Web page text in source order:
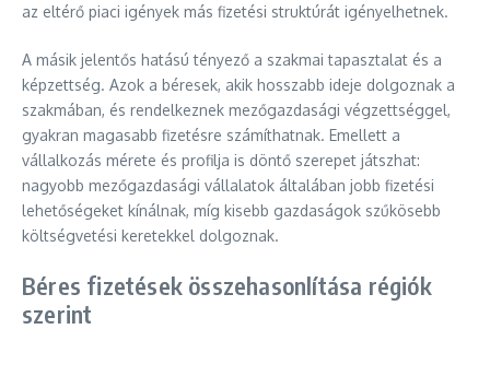
az eltérő piaci igények más fizetési struktúrát igényelhetnek.
A másik jelentős hatású tényező a szakmai tapasztalat és a
képzettség. Azok a béresek, akik hosszabb ideje dolgoznak a
szakmában, és rendelkeznek mezőgazdasági végzettséggel,
gyakran magasabb fizetésre számíthatnak. Emellett a
vállalkozás mérete és profilja is döntő szerepet játszhat:
nagyobb mezőgazdasági vállalatok általában jobb fizetési
lehetőségeket kínálnak, míg kisebb gazdaságok szűkösebb
költségvetési keretekkel dolgoznak.
Béres fizetések összehasonlítása régiók
szerint